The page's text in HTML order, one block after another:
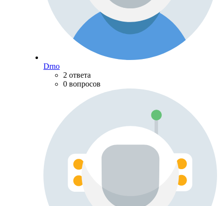
Drno
2 ответа
0 вопросов